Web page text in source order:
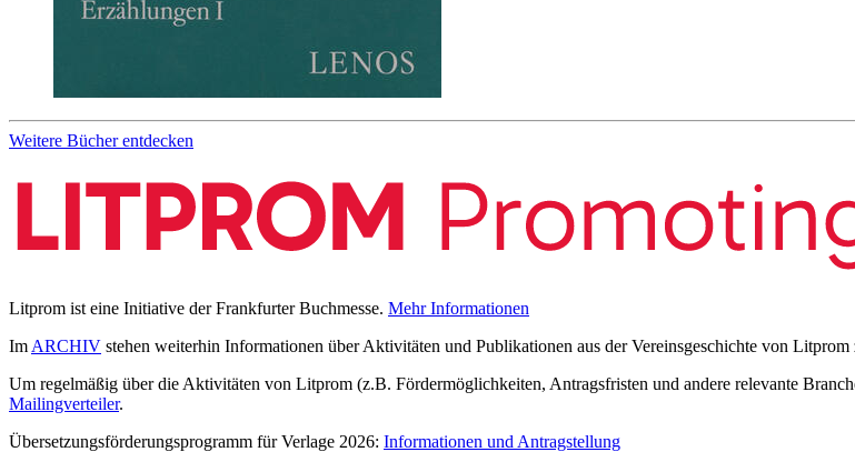
Weitere Bücher entdecken
Litprom ist eine Initiative der Frankfurter Buchmesse. Mehr Informationen
Im ARCHIV stehen weiterhin Informationen über Aktivitäten und Publikationen aus der Vereinsgeschichte von Litprom
Um regelmäßig über die Aktivitäten von Litprom (z.B. Fördermöglichkeiten, Antragsfristen und andere relevante
Mailingverteiler.
Übersetzungsförderungsprogramm für Verlage 2026: Informationen und Antragstellung